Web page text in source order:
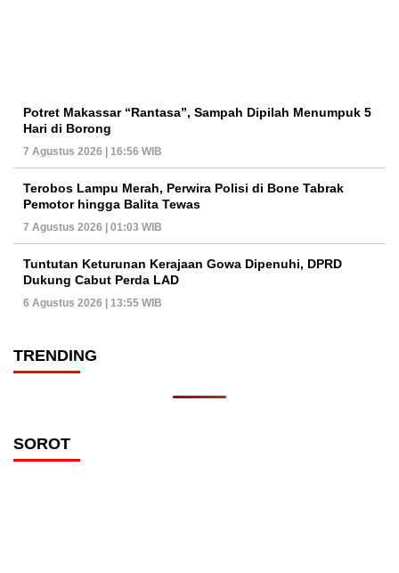
Potret Makassar “Rantasa”, Sampah Dipilah Menumpuk 5
Hari di Borong
7 Agustus 2026 | 16:56 WIB
Terobos Lampu Merah, Perwira Polisi di Bone Tabrak
Pemotor hingga Balita Tewas
7 Agustus 2026 | 01:03 WIB
Tuntutan Keturunan Kerajaan Gowa Dipenuhi, DPRD
Dukung Cabut Perda LAD
6 Agustus 2026 | 13:55 WIB
TRENDING
SOROT